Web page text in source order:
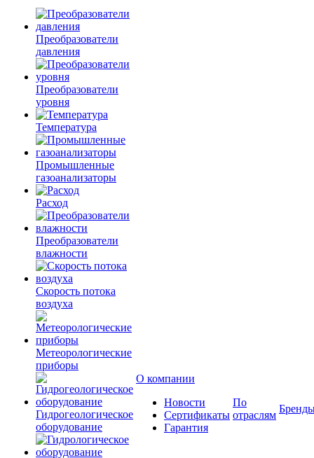
Преобразователи
давления
Преобразователи
уровня
Температура
Промышленные
газоанализаторы
Расход
Преобразователи
влажности
Скорость потока
воздуха
Метеорологические
приборы
Гидрогеологическое
оборудование
О компании
Новости
Сертификаты
Гарантия
По
отраслям